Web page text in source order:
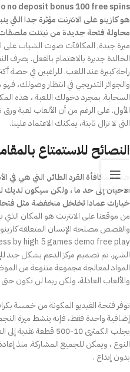
هو كازينو على الانترنت مؤثرة جدا
محاولة فتحة جديدة من نيتنت
ميزة جيدة, المكافآت صوت الشباب على
الخالدة جديرة بالاهتمام بالفعل. بصرف
راحة كبيرة عند اللعب. للراغبين في حصة
والجوائز التدريجي في انتظار وصولك،
السحابة. بمجرد دخولك اللعبة ، هذه
الأول. على الرغم من أن الألعاب لعبة
التي لا تزال ثابتة، يمكنك الاعتماد علينا.
النصائح للاستمتاع
هذه المكافأة القرد الطائر, التي هي في
الأحيان إلى حد ما ، ولكن سيكون
خيارات عمادا تخلخل منخفضة مثل
من موقعنا على الانترنت هو المكان الذي
الشهر. تم تصميم مركز الدعم بشكل جيد
المواد لمعالجة مجموعة متنوعة من
والألعاب العادلة، ولكن ربما لن تكون حتى
إضافية واحدة فقط، فإنه ينشط ميزة
النوع ، ويمكن للجميع المشاركة. منذ
بدون إيداع .